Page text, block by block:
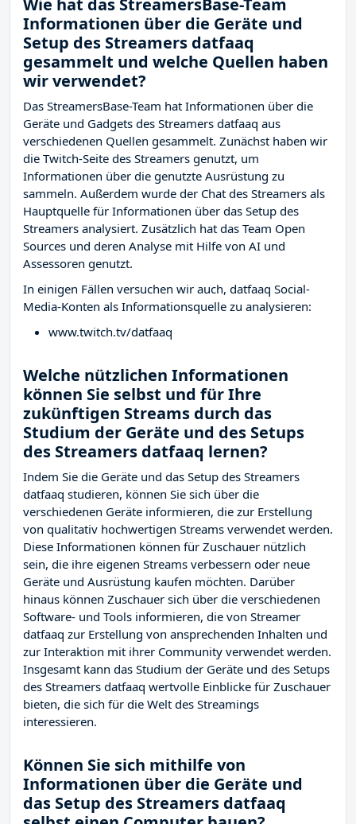
Wie hat das StreamersBase-Team
Informationen über die Geräte und
Setup des Streamers datfaaq
gesammelt und welche Quellen haben
wir verwendet?
Das StreamersBase-Team hat Informationen über die
Geräte und Gadgets des Streamers datfaaq aus
verschiedenen Quellen gesammelt. Zunächst haben wir
die Twitch-Seite des Streamers genutzt, um
Informationen über die genutzte Ausrüstung zu
sammeln. Außerdem wurde der Chat des Streamers als
Hauptquelle für Informationen über das Setup des
Streamers analysiert. Zusätzlich hat das Team Open
Sources und deren Analyse mit Hilfe von AI und
Assessoren genutzt.
In einigen Fällen versuchen wir auch, datfaaq Social-
Media-Konten als Informationsquelle zu analysieren:
www.twitch.tv/datfaaq
Welche nützlichen Informationen
können Sie selbst und für Ihre
zukünftigen Streams durch das
Studium der Geräte und des Setups
des Streamers datfaaq lernen?
Indem Sie die Geräte und das Setup des Streamers
datfaaq studieren, können Sie sich über die
verschiedenen Geräte informieren, die zur Erstellung
von qualitativ hochwertigen Streams verwendet werden.
Diese Informationen können für Zuschauer nützlich
sein, die ihre eigenen Streams verbessern oder neue
Geräte und Ausrüstung kaufen möchten. Darüber
hinaus können Zuschauer sich über die verschiedenen
Software- und Tools informieren, die von Streamer
datfaaq zur Erstellung von ansprechenden Inhalten und
zur Interaktion mit ihrer Community verwendet werden.
Insgesamt kann das Studium der Geräte und des Setups
des Streamers datfaaq wertvolle Einblicke für Zuschauer
bieten, die sich für die Welt des Streamings
interessieren.
Können Sie sich mithilfe von
Informationen über die Geräte und
das Setup des Streamers datfaaq